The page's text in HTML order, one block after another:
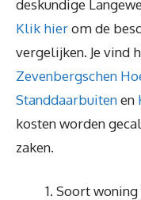
deskundige
Klik hierom de
vergelijken. Je vind
Zevenbergschen
Standdaarbuitenen
kosten worden
zaken.
Soort woning